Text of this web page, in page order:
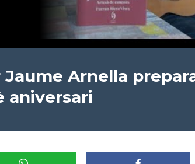
Jaume Arnella
aniversari